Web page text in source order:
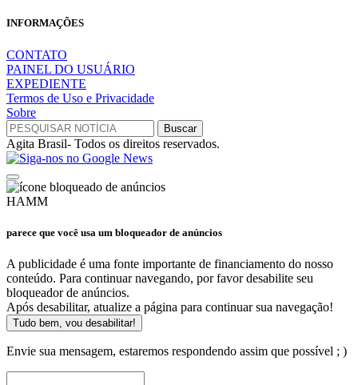
INFORMAÇÕES
CONTATO
PAINEL DO USUÁRIO
EXPEDIENTE
Termos de Uso e Privacidade
Sobre
Agita Brasil- Todos os direitos reservados.
HAMM
parece que você usa um bloqueador de anúncios
A publicidade é uma fonte importante de financiamento do nosso
conteúdo. Para continuar navegando, por favor desabilite seu
bloqueador de anúncios.
Após desabilitar, atualize a página para continuar sua navegação!
Tudo bem, vou desabilitar!
Envie sua mensagem, estaremos respondendo assim que possível ; )